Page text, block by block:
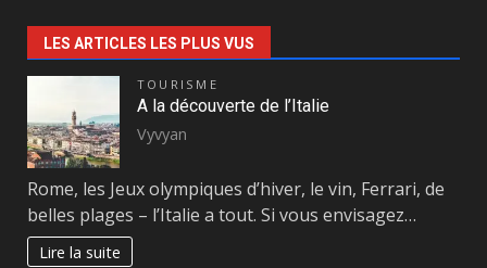
LES ARTICLES LES PLUS VUS
TOURISME
A la découverte de l’Italie
Vyvyan
Rome, les Jeux olympiques d’hiver, le vin, Ferrari, de
belles plages – l’Italie a tout. Si vous envisagez…
Lire la suite